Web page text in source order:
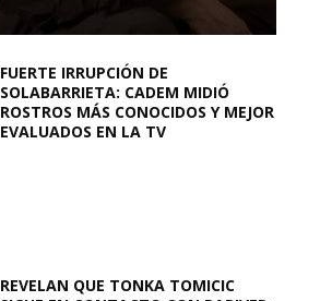
FUERTE IRRUPCIÓN DE
SOLABARRIETA: CADEM MIDIÓ
ROSTROS MÁS CONOCIDOS Y MEJOR
EVALUADOS EN LA TV
REVELAN QUE TONKA TOMICIC